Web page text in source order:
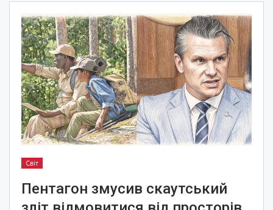
Світ
Пентагон змусив скаутський